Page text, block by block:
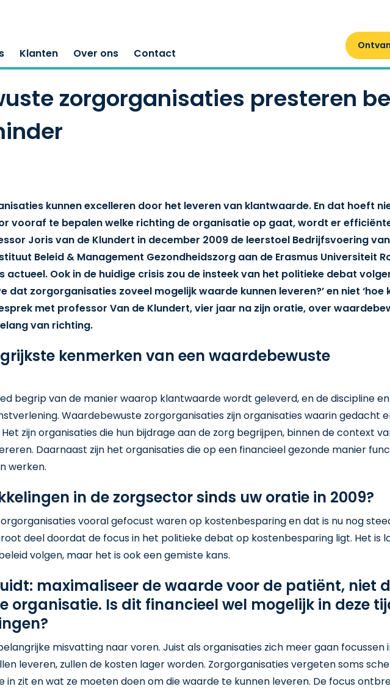
Klanten Over ons Contact
zorgorganisaties presteren
kunnen excelleren door het leveren van klantwaarde. En dat hoeft
vooraf te bepalen welke richting de organisatie op gaat, wordt er
Joris van de Klundert in december 2009 de leerstoel Bedrijfsvoering van
Beleid & Management Gezondheidszorg aan de Erasmus Universiteit
actueel. Ook in de huidige crisis zou de insteek van het politieke debat
dat zorgorganisaties zoveel mogelijk waarde kunnen leveren?’ en niet ‘hoe
met professor Van de Klundert, vier jaar na zijn oratie, over
van richting.
kenmerken van een waardebewuste
begrip van de manier waarop klantwaarde wordt geleverd, en de discipline
Waardebewuste zorgorganisaties zijn organisaties waarin gedacht
Het zijn organisaties die hun bijdrage aan de zorg begrijpen, binnen de context
Daarnaast zijn het organisaties die op een financieel gezonde manier
werken.
in de zorgsector sinds uw oratie in 2009?
vooral gefocust waren op kostenbesparing en dat is nu nog
deel doordat de focus in het politieke debat op kostenbesparing ligt. Het is
volgen, maar het is ook een gemiste kans.
maximaliseer de waarde voor de patiënt, niet
organisatie. Is dit financieel wel mogelijk in deze
misvatting naar voren. Juist als organisaties zich meer gaan focussen
leveren, zullen de kosten lager worden. Zorgorganisaties vergeten soms
in zit en wat ze moeten doen om die waarde te kunnen leveren. De focus